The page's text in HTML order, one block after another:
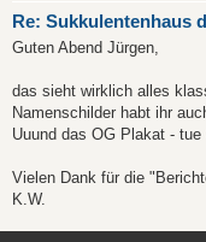
Re: Sukkulentenhaus
Guten Abend Jürgen,
das sieht wirklich alles
Namenschilder habt ihr
Uuund das OG Plakat -
Vielen Dank für die
K.W.